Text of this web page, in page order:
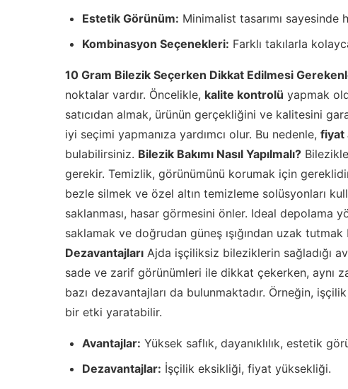
Estetik Görünüm: Minimalist tasarımı sayesinde
Kombinasyon Seçenekleri: Farklı takılarla
10 Gram Bilezik Seçerken Dikkat Edilmesi
noktalar vardır. Öncelikle, kalite kontrolü yapmak
satıcıdan almak, ürünün gerçekliğini ve kalitesini
iyi seçimi yapmanıza yardımcı olur. Bu nedenle, fiyat
bulabilirsiniz. Bilezik Bakımı Nasıl Yapılmalı?
gerekir. Temizlik, görünümünü korumak için
bezle silmek ve özel altın temizleme solüsyonları
saklanması, hasar görmesini önler. Ideal depolama
saklamak ve doğrudan güneş ışığından uzak tutmak
Dezavantajları Ajda işçiliksiz bileziklerin sağladığı
sade ve zarif görünümleri ile dikkat çekerken, aynı
bazı dezavantajları da bulunmaktadır. Örneğin,
bir etki yaratabilir.
Avantajlar: Yüksek saflık, dayanıklılık, estetik
Dezavantajlar: İşçilik eksikliği, fiyat yüksekliği.